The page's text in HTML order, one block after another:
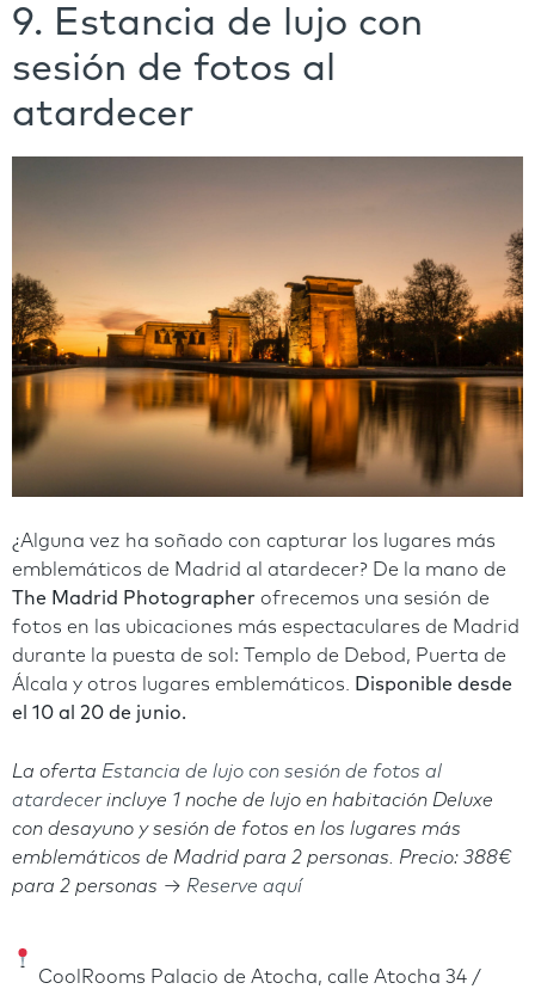
9. Estancia de lujo con
sesión de fotos al
atardecer
¿Alguna vez ha soñado con capturar los lugares más
emblemáticos de Madrid al atardecer? De la mano de
The Madrid Photographer ofrecemos una sesión de
fotos en las ubicaciones más espectaculares de Madrid
durante la puesta de sol: Templo de Debod, Puerta de
Álcala y otros lugares emblemáticos.
Disponible desde
el 10 al 20 de junio.
La oferta Estancia de lujo con sesión de fotos al
atardecerincluye 1 noche de lujo en habitación Deluxe
con desayuno y sesión de fotos en los lugares más
emblemáticos de Madrid para 2 personas. Precio: 388€
para 2 personas → Reserve aquí
CoolRooms Palacio de Atocha, calle Atocha 34 /